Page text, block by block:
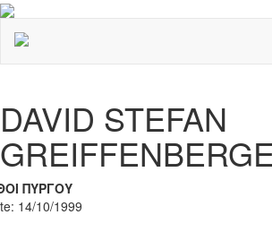
DAVID STEFAN
ΠΥΡΓΟΥ
14/10/1999